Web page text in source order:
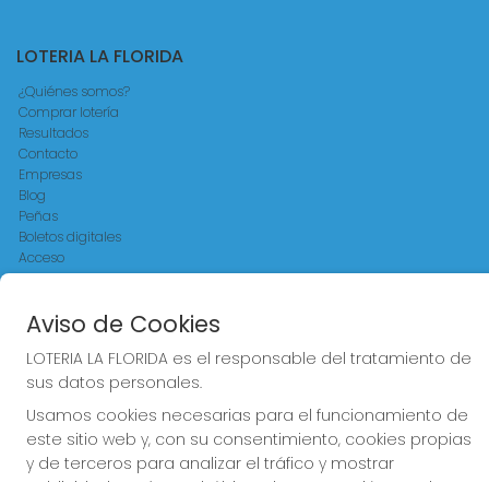
LOTERIA LA FLORIDA
¿Quiénes somos?
Comprar lotería
Resultados
Contacto
Empresas
Blog
Peñas
Boletos digitales
Acceso
Registro
REDES SOCIALES
CONTACTO
LOTERIA LA FLORIDA ADMINISTRACION DE LOTERIAS: 14-LA
CORUÑA - RECEPTOR OFICIAL: 30015
Aviso de Cookies
LOTERIA LA FLORIDA es el responsable del tratamiento de
sus datos personales.
Usamos cookies necesarias para el funcionamiento de
este sitio web y, con su consentimiento, cookies propias
y de terceros para analizar el tráfico y mostrar